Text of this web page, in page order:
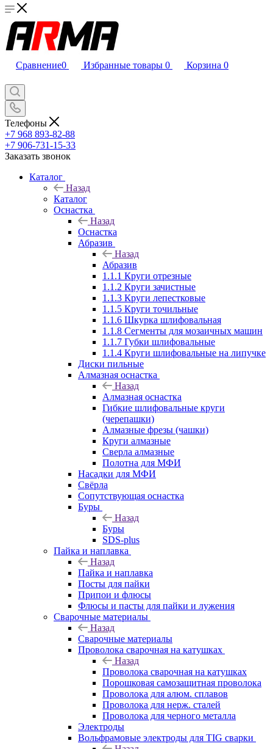
Сравнение0 Избранные товары 0 Корзина 0
Телефоны
+7 968 893-82-88
+7 906-731-15-33
Заказать звонок
Каталог
Назад
Каталог
Оснастка
Назад
Оснастка
Абразив
Назад
Абразив
1.1.1 Круги отрезные
1.1.2 Круги зачистные
1.1.3 Круги лепестковые
1.1.5 Круги точильные
1.1.6 Шкурка шлифовальная
1.1.8 Сегменты для мозаичных машин
1.1.7 Губки шлифовальные
1.1.4 Круги шлифовальные на липучке
Диски пильные
Алмазная оснастка
Назад
Алмазная оснастка
Гибкие шлифовальные круги
(черепашки)
Алмазные фрезы (чашки)
Круги алмазные
Сверла алмазные
Полотна для МФИ
Насадки для МФИ
Свёрла
Сопутствующая оснастка
Буры
Назад
Буры
SDS-plus
Пайка и наплавка
Назад
Пайка и наплавка
Посты для пайки
Припои и флюсы
Флюсы и пасты для пайки и лужения
Сварочные материалы
Назад
Сварочные материалы
Проволока сварочная на катушках
Назад
Проволока сварочная на катушках
Порошковая самозащитная проволока
Проволока для алюм. сплавов
Проволока для нерж. сталей
Проволока для черного металла
Электроды
Вольфрамовые электроды для TIG сварки